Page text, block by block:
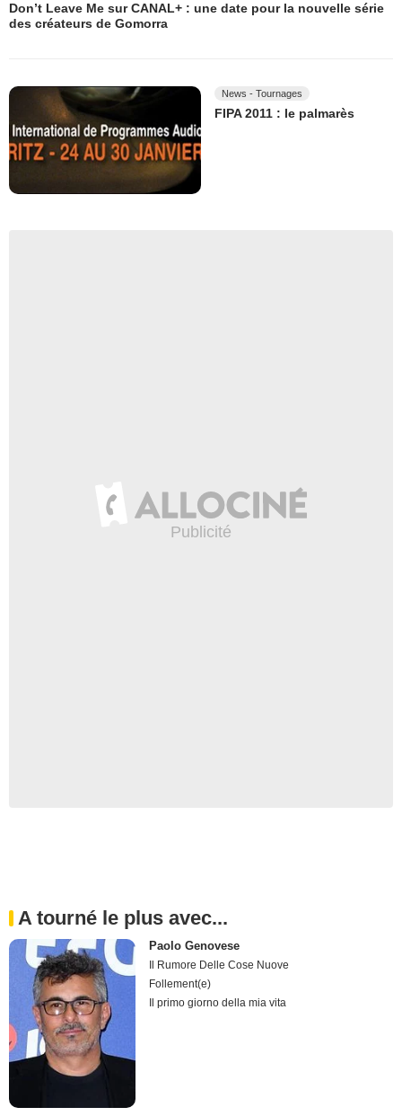
Don’t Leave Me sur CANAL+ : une date pour la nouvelle série
des créateurs de Gomorra
News - Tournages
FIPA 2011 : le palmarès
A tourné le plus avec...
Paolo Genovese
Il Rumore Delle Cose Nuove
Follement(e)
Il primo giorno della mia vita